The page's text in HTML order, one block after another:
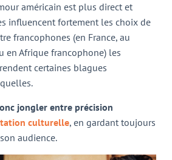
américain est plus direct et
influencent fortement les choix de
francophones (en France, au
en Afrique francophone) les
certaines blagues
jongler entre précision
culturelle, en gardant toujours
audience.